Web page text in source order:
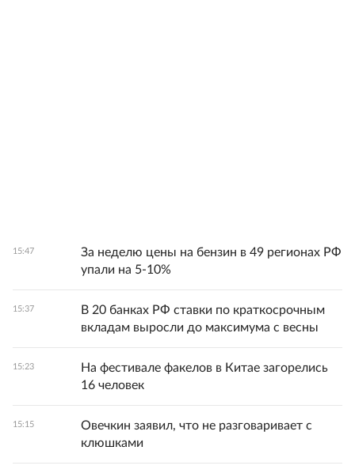
15:47
За неделю цены на бензин в 49 регионах РФ
упали на 5-10%
15:37
В 20 банках РФ ставки по краткосрочным
вкладам выросли до максимума с весны
15:23
На фестивале факелов в Китае загорелись
16 человек
15:15
Овечкин заявил, что не разговаривает с
клюшками